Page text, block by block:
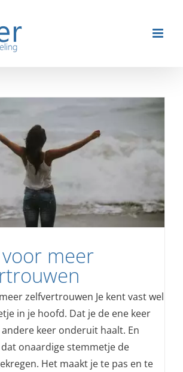
meer
zelfvertrouwen Je kent vast wel
in je hoofd. Dat je de ene keer
keer onderuit haalt. En
onaardige stemmetje de
Het maakt je te pas en te